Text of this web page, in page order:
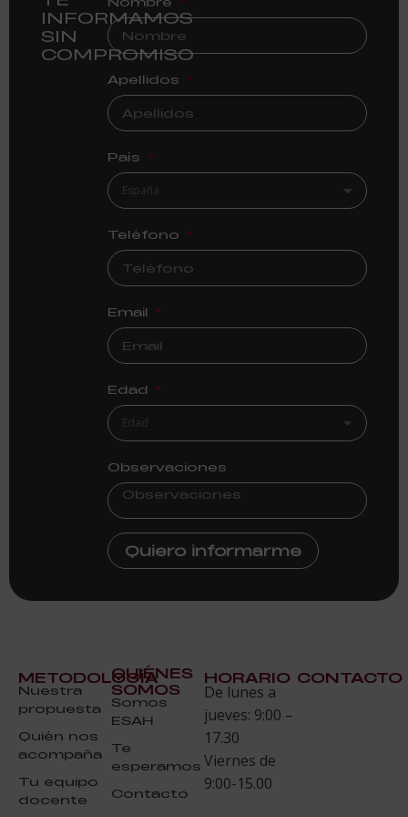
INFORMAMOS
SIN
COMPROMISO
Apellidos
País
Teléfono
Email
Edad
Observaciones
Quiero informarme
METODOLOGÍA
Nuestra
propuesta
Quién nos
acompaña
Tu equipo
docente
QUIÉNES
SOMOS
Somos
ESAH
Te
esperamos
Contacto
HORARIO
De lunes a
jueves: 9:00 –
17.30
Viernes de
9:00-15.00
CONTACTO